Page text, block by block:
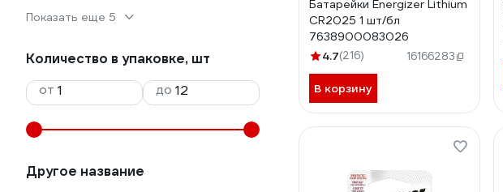
Показать еще 5
Количество в упаковке, шт
от
до
Другое название
Батарейки Energizer Lithium
CR2025 1 шт/бл
7638900083026
4.7(216) 16166283
В корзину